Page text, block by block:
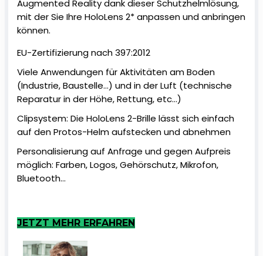
Augmented Reality dank dieser Schutzhelmlösung,
mit der Sie Ihre HoloLens 2* anpassen und anbringen
können.
EU-Zertifizierung nach 397:2012
Viele Anwendungen für Aktivitäten am Boden
(Industrie, Baustelle…) und in der Luft (technische
Reparatur in der Höhe, Rettung, etc…)
Clipsystem: Die HoloLens 2-Brille lässt sich einfach
auf den Protos-Helm aufstecken und abnehmen
Personalisierung auf Anfrage und gegen Aufpreis
möglich: Farben, Logos, Gehörschutz, Mikrofon,
Bluetooth…
JETZT MEHR ERFAHREN